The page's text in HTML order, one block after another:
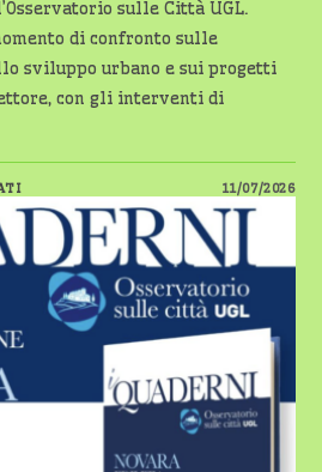
sulle Città UGL.
di confronto sulle
sviluppo urbano e sui progetti
con gli interventi di
SU
NOVARA,
IL
LUGLIO
UN
INCONTRO
DEDICATO
ALL’EDILIZIA
POPOLARE
E
POLITICHE
ABITATIVE
11/07/2026